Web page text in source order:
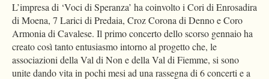
L’impresa di ‘Voci di Speranza’ ha coinvolto i Cori di Enrosadira
di Moena, 7 Larici di Predaia, Croz Corona di Denno e Coro
Armonia di Cavalese. Il primo concerto dello scorso gennaio ha
creato così tanto entusiasmo intorno al progetto che, le
associazioni della Val di Non e della Val di Fiemme, si sono
unite dando vita in pochi mesi ad una rassegna di 6 concerti e a